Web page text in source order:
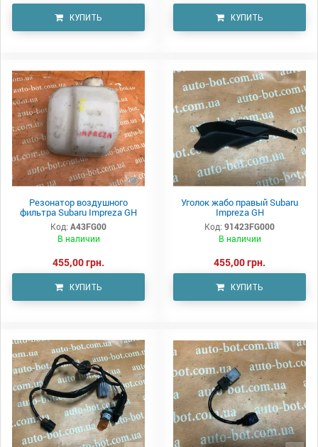
КУПИТЬ КУПИТЬ
Резонатор воздушного
фильтра Subaru Impreza GH
Код: A43FG00
В наличии
455,00 грн.
КУПИТЬ
Уголок жабо правый Subaru
Impreza GH
Код: 91423FG000
В наличии
455,00 грн.
КУПИТЬ